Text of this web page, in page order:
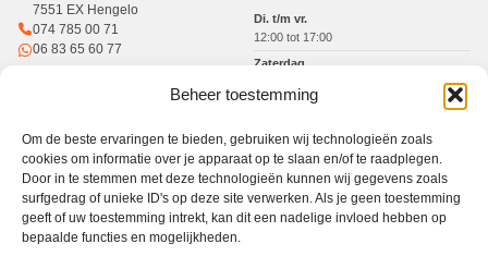
Beheer toestemming
Om de beste ervaringen te bieden, gebruiken wij technologieën zoals
cookies om informatie over je apparaat op te slaan en/of te raadplegen.
Door in te stemmen met deze technologieën kunnen wij gegevens zoals
surfgedrag of unieke ID's op deze site verwerken. Als je geen toestemming
geeft of uw toestemming intrekt, kan dit een nadelige invloed hebben op
bepaalde functies en mogelijkheden.
7551 EX Hengelo
074 785 00 71
06 83 65 60 77
Di. t/m vr.
12:00 tot 17:00
Zaterdag
Btw: NL005017071B31
Werkgebied
Winkel in Hengelo · gratis haal- en brengservice in heel Twente